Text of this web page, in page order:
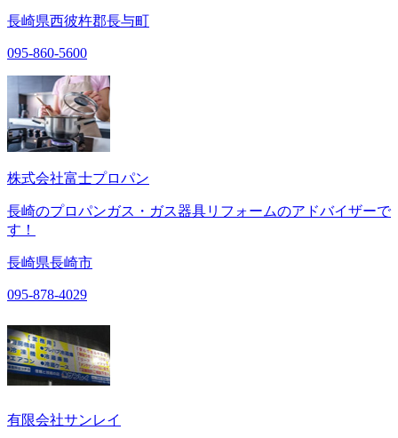
長崎県西彼杵郡長与町
095-860-5600
株式会社富士プロパン
長崎のプロパンガス・ガス器具リフォームのアドバイザーで
す！
長崎県長崎市
095-878-4029
有限会社サンレイ